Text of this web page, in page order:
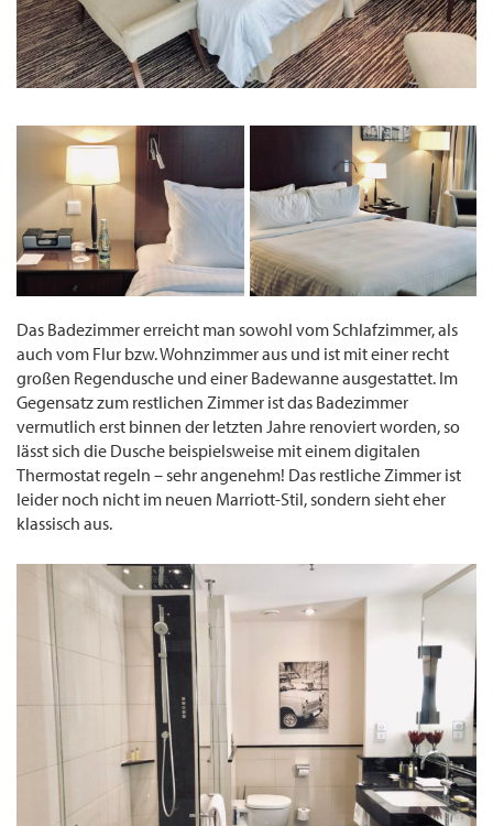
Das Badezimmer erreicht man sowohl vom Schlafzimmer, als
auch vom Flur bzw. Wohnzimmer aus und ist mit einer recht
großen Regendusche und einer Badewanne ausgestattet. Im
Gegensatz zum restlichen Zimmer ist das Badezimmer
vermutlich erst binnen der letzten Jahre renoviert worden, so
lässt sich die Dusche beispielsweise mit einem digitalen
Thermostat regeln – sehr angenehm! Das restliche Zimmer ist
leider noch nicht im neuen Marriott-Stil, sondern sieht eher
klassisch aus.